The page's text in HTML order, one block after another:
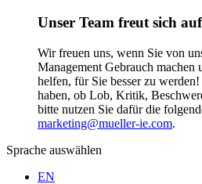
Unser Team freut sich
Wir freuen uns, wenn Sie von
Management Gebrauch machen
helfen, für Sie besser zu
haben, ob Lob, Kritik,
bitte nutzen Sie dafür die
marketing@mueller-ie.com.
Sprache auswählen
EN